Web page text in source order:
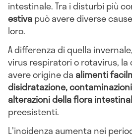
intestinale. Tra i disturbi più
estivapuò avere diverse
loro.
A differenza di quella
virus respiratori o rotavirus,
avere origine da alimenti
disidratazione,
alterazioni della flora
preesistenti.
L'incidenza aumenta nei